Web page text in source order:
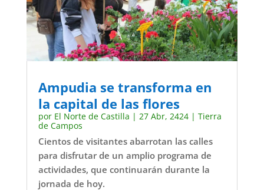
Ampudia se transforma en
la capital de las flores
por El Norte de Castilla | 27 Abr, 2424| Tierra
de Campos
Cientos de visitantes abarrotan las calles
para disfrutar de un amplio programa de
actividades, que continuarán durante la
jornada de hoy.